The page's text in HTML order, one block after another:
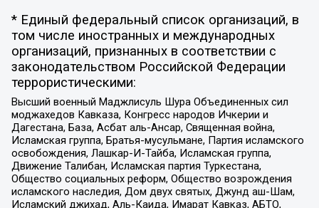
* Единый федеральный список организаций, в
том числе иностранных и международных
организаций, признанных в соответствии с
законодательством Российской Федерации
террористическими:
Высший военный Маджлисуль Шура Объединенных сил
моджахедов Кавказа, Конгресс народов Ичкерии и
Дагестана, База, Асбат аль-Ансар, Священная война,
Исламская группа, Братья-мусульмане, Партия исламского
освобождения, Лашкар-И-Тайба, Исламская группа,
Движение Талибан, Исламская партия Туркестана,
Общество социальных реформ, Общество возрождения
исламского наследия, Дом двух святых, Джунд аш-Шам,
Исламский джихад, Аль-Каида, Имарат Кавказ, АБТО,